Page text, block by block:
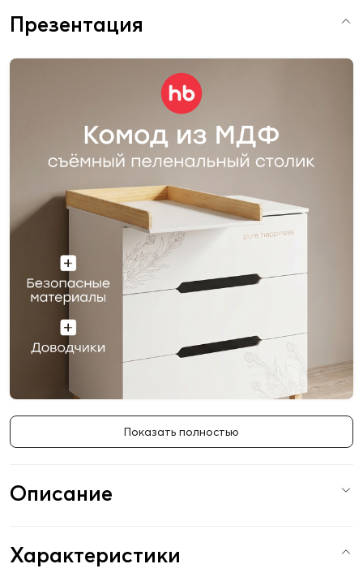
Презентация
Показать полностью
Описание
Характеристики